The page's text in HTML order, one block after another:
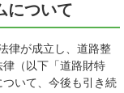
について
律が成立し、道路整
（以下「道路財特
いて、今後も引き続